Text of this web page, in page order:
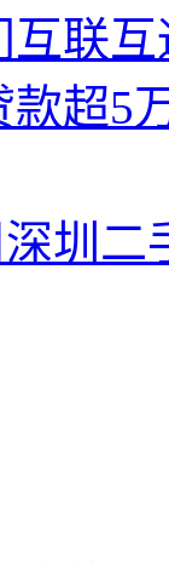
联
超5
圳二